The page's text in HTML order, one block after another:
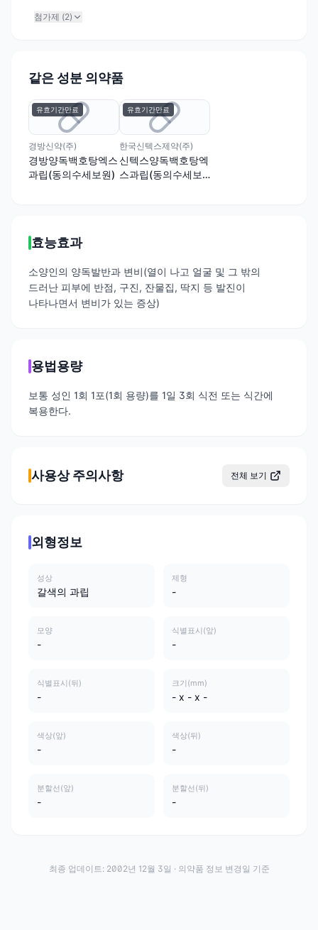
첨가제 (2)
같은 성분 의약품
유효기간만료
경방신약(주)
경방양독백호탕엑스
과립(동의수세보원)
유효기간만료
한국신텍스제약(주)
신텍스양독백호탕엑
스과립(동의수세보
효능효과
소양인의 양독발반과 변비(열이 나고 얼굴 및 그 밖의
드러난 피부에 반점, 구진, 잔물집, 딱지 등 발진이
나타나면서 변비가 있는 증상)
용법용량
보통 성인 1회 1포(1회 용량)를 1일 3회 식전 또는 식간에
복용한다.
사용상 주의사항 전체 보기
외형정보
성상
갈색의 과립
제형
-
모양
-
식별표시(앞)
-
식별표시(뒤)
-
크기(mm)
- x - x -
색상(앞)
-
색상(뒤)
-
분할선(앞)
-
분할선(뒤)
-
최종 업데이트: 2002년 12월 3일 · 의약품 정보 변경일 기준